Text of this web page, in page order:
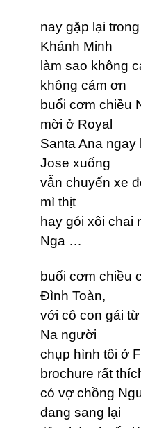
nay gặp lại
Khánh Minh
làm sao không
không cám ơn
buổi cơm chiều
mời ở Royal
Santa Ana
Jose xuống
vẫn chuyến xe
mì thịt
hay gói xôi chai
Nga …
buổi cơm chiều
Đình Toàn,
với cô con gái
Na người
chụp hình tôi ở
brochure rất
có vợ chồng
đang sang lại